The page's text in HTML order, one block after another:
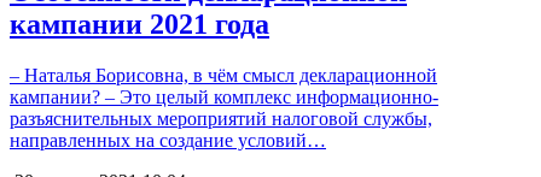
кампании 2021 года
– Наталья Борисовна, в чём смысл декларационной
кампании? – Это целый комплекс информационно-
разъяснительных мероприятий налоговой службы,
направленных на создание условий…